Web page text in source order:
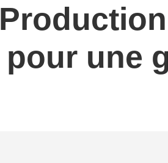
pour une